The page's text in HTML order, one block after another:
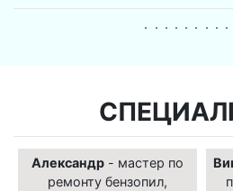
Александр - мастер по
ремонту бензопил,